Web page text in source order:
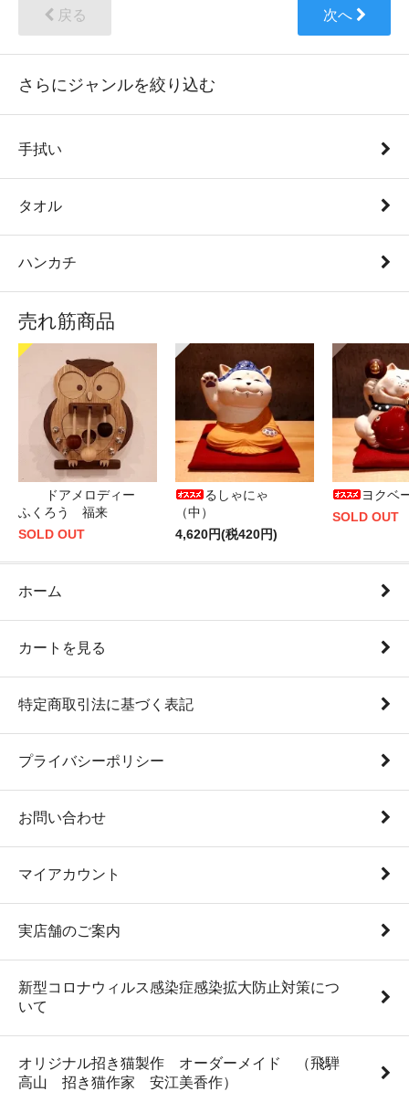
戻る 次へ
さらにジャンルを絞り込む
手拭い
タオル
ハンカチ
売れ筋商品
ドアメロディー
ふくろう 福来
SOLD OUT
るしゃにゃ
（中）
4,620円(税420円)
ヨクベ
SOLD OUT
ホーム
カートを見る
特定商取引法に基づく表記
プライバシーポリシー
お問い合わせ
マイアカウント
実店舗のご案内
新型コロナウィルス感染症感染拡大防止対策につ
いて
オリジナル招き猫製作 オーダーメイド （飛騨
高山 招き猫作家 安江美香作）